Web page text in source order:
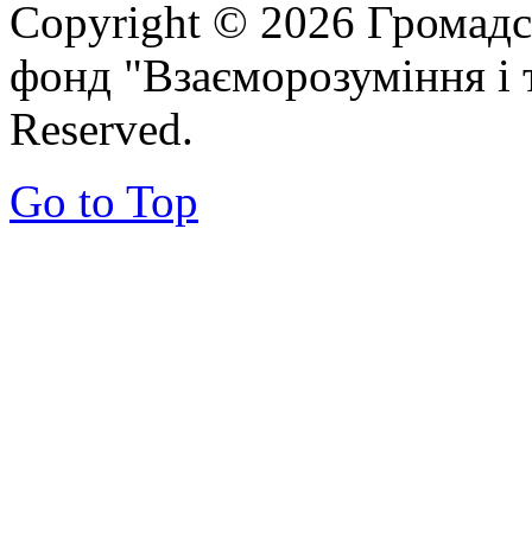
Copyright © 2026
фонд "Взаєморозуміння і
Reserved.
Go to Top